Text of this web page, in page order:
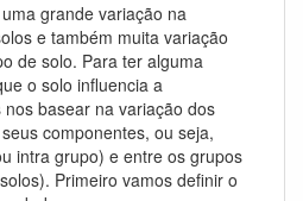
grande variação na
e também muita variação
de solo. Para ter alguma
o solo influencia a
basear na variação dos
componentes, ou seja,
intra grupo) e entre os grupos
Primeiro vamos definir o